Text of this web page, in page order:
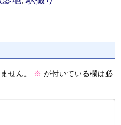
せん。 ※ が付いている欄は必